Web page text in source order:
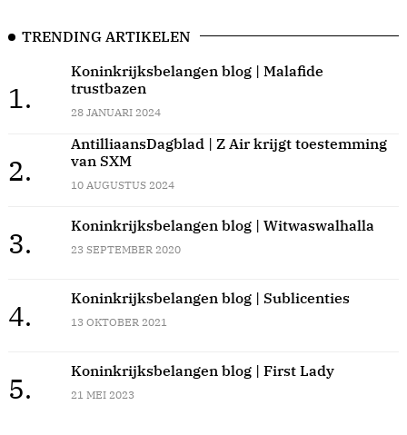
TRENDING ARTIKELEN
1.
Koninkrijksbelangen blog | Malafide
trustbazen
28 JANUARI 2024
2.
AntilliaansDagblad | Z Air krijgt toestemming
van SXM
10 AUGUSTUS 2024
3.
Koninkrijksbelangen blog | Witwaswalhalla
23 SEPTEMBER 2020
4.
Koninkrijksbelangen blog | Sublicenties
13 OKTOBER 2021
5.
Koninkrijksbelangen blog | First Lady
21 MEI 2023